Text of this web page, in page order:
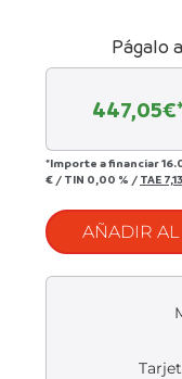
Págalo
447,05
*Importe a financiar
€ / TIN 0,00 % / TAE
AÑADIR AL